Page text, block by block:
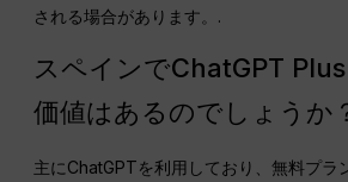
される場合があります。.
スペインでChatGPT
価値はあるのでしょうか
主にChatGPTを利用しており、無料プラ